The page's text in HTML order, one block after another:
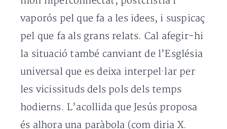
vaporós pel que fa a les idees, i suspicaç
pel que fa als grans relats. Cal afegir-hi
la situació també canviant de l’Església
universal que es deixa interpel·lar per
les vicissituds dels pols dels temps
hodierns. L’acollida que Jesús proposa
és alhora una paràbola (com diria X.